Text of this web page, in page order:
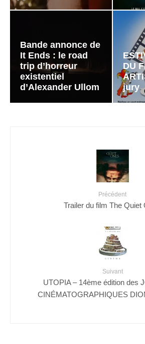
Bande annonce de
It Ends : le road
trip d’horreur
existentiel
d’Alexander Ullom
DU
jury
Précédent
Trailer du film The Quiet
Suivant
UTOPIA – 14ème édition des
CINÉMATOGRAPHIQUES